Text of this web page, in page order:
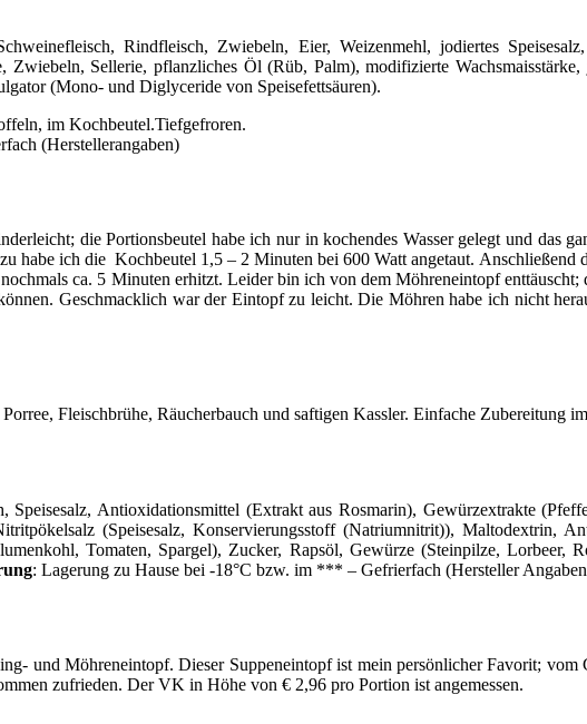
Rindfleisch, Zwiebeln, Eier, Weizenmehl, jodiertes
Sellerie, pflanzliches Öl (Rüb, Palm), modifizierte
(Mono- und Diglyceride von Speisefettsäuren).
im Kochbeutel.Tiefgefroren.
(Herstellerangaben)
die Portionsbeutel habe ich nur in kochendes Wasser gelegt und das
habe ich die Kochbeutel 1,5 – 2 Minuten bei 600 Watt angetaut. Anschließend
ca. 5 Minuten erhitzt. Leider bin ich von dem Möhreneintopf
Geschmacklich war der Eintopf zu leicht. Die Möhren habe ich nicht
Fleischbrühe, Räucherbauch und saftigen Kassler. Einfache Zubereitung
Speisesalz, Antioxidationsmittel (Extrakt aus Rosmarin), Gewürzextrakte
(Speisesalz, Konservierungsstoff (Natriumnitrit)), Maltodextrin,
Tomaten, Spargel), Zucker, Rapsöl, Gewürze (Steinpilze, Lorbeer,
: Lagerung zu Hause bei -18°C bzw. im *** – Gefrierfach (Hersteller
und Möhreneintopf. Dieser Suppeneintopf ist mein persönlicher Favorit;
zufrieden. Der VK in Höhe von € 2,96 pro Portion ist angemessen.